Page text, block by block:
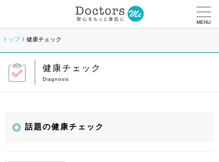
MENU
トップ 健康チェック
健康チェック
話題の健康チェック